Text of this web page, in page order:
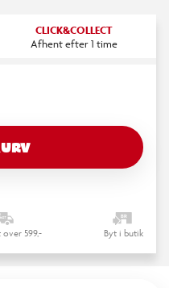
CLICK&COLLECT
Afhent efter 1 time
over 599,- Byt i butik